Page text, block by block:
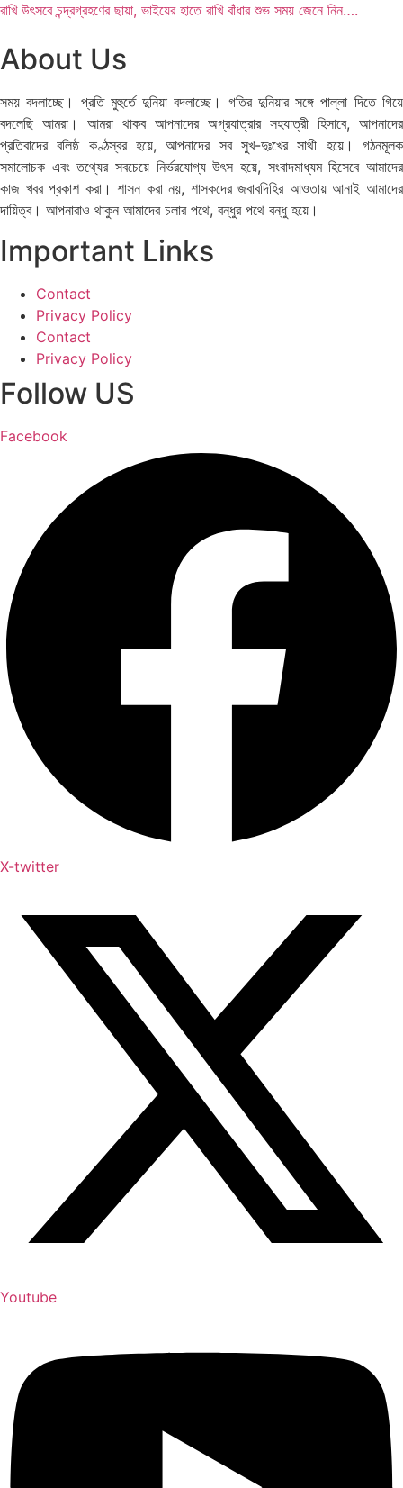
রাখি উৎসবে চন্দ্রগ্রহণের ছায়া, ভাইয়ের হাতে রাখি বাঁধার শুভ সময় জেনে নিন….
About Us
সময় বদলাচ্ছে। প্রতি মুহুর্তে দুনিয়া বদলাচ্ছে। গতির দুনিয়ার সঙ্গে পাল্লা দিতে গিয়ে
বদলেছি আমরা। আমরা থাকব আপনাদের অগ্রযাত্রার সহযাত্রী হিসাবে, আপনাদের
প্রতিবাদের বলিষ্ঠ কণ্ঠস্বর হয়ে, আপনাদের সব সুখ-দুঃখের সাথী হয়ে। গঠনমূলক
সমালোচক এবং তথ্যের সবচেয়ে নির্ভরযোগ্য উ‍ৎস হয়ে, সংবাদমাধ্যম হিসেবে আমাদের
কাজ খবর প্রকাশ করা। শাসন করা নয়, শাসকদের জবাবদিহির আওতায় আনাই আমাদের
দায়িত্ব। আপনারাও থাকুন আমাদের চলার পথে, বন্ধুর পথে বন্ধু হয়ে।
Important Links
Contact
Privacy Policy
Contact
Privacy Policy
Follow US
Facebook
X-twitter
Youtube